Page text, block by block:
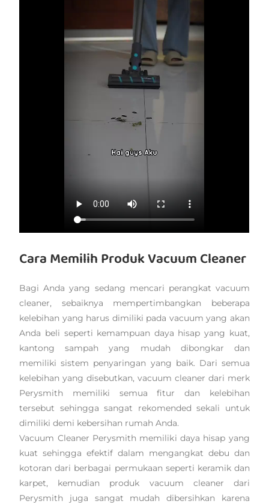
Cara Memilih Produk Vacuum Cleaner
Bagi Anda yang sedang mencari perangkat vacuum
cleaner, sebaiknya mempertimbangkan beberapa
kelebihan yang harus dimiliki pada vacuum yang akan
Anda beli seperti kemampuan daya hisap yang kuat,
kantong sampah yang mudah dibongkar dan
memiliki sistem penyaringan yang baik. Dari semua
kelebihan yang disebutkan, vacuum cleaner dari merk
Perysmith memiliki semua fitur dan kelebihan
tersebut sehingga sangat rekomended sekali untuk
dimiliki demi kebersihan rumah Anda.
Vacuum Cleaner Perysmith memiliki daya hisap yang
kuat sehingga efektif dalam mengangkat debu dan
kotoran dari berbagai permukaan seperti keramik dan
karpet, kemudian produk vacuum cleaner dari
Perysmith juga sangat mudah dibersihkan karena